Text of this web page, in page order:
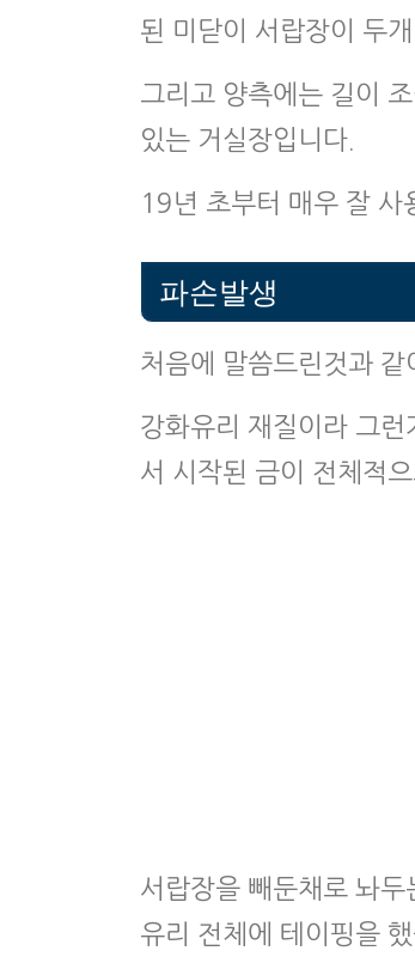
된 미닫이 서랍장이 두
그리고 양측에는 길이
있는 거실장입니다.
19년 초부터 매우 잘 사
파손발생
처음에 말씀드린것과 같
강화유리 재질이라 그런
서 시작된 금이 전체적
서랍장을 빼둔채로 놔
유리 전체에 테이핑을 했